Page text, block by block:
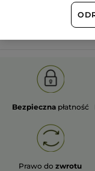
PIELĘGNACJA
Bezpieczna płatność
Prawo dozwrotu